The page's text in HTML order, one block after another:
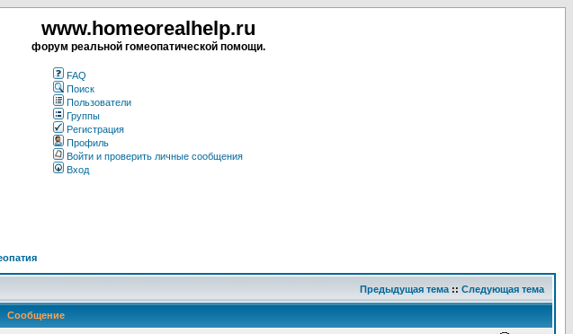
www.homeorealhelp.ru
форум реальной гомеопатической помощи.
FAQ
Поиск
Пользователи
Группы
Регистрация
Профиль
Войти и проверить личные сообщения
Вход
Предыдущая тема :: Следующая тема
Сообщение